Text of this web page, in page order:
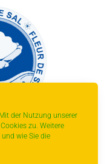
der Nutzung unserer
zu. Weitere
wie Sie die
innerhalb Deutschlands,
Länder entnehmen Sie
mit den